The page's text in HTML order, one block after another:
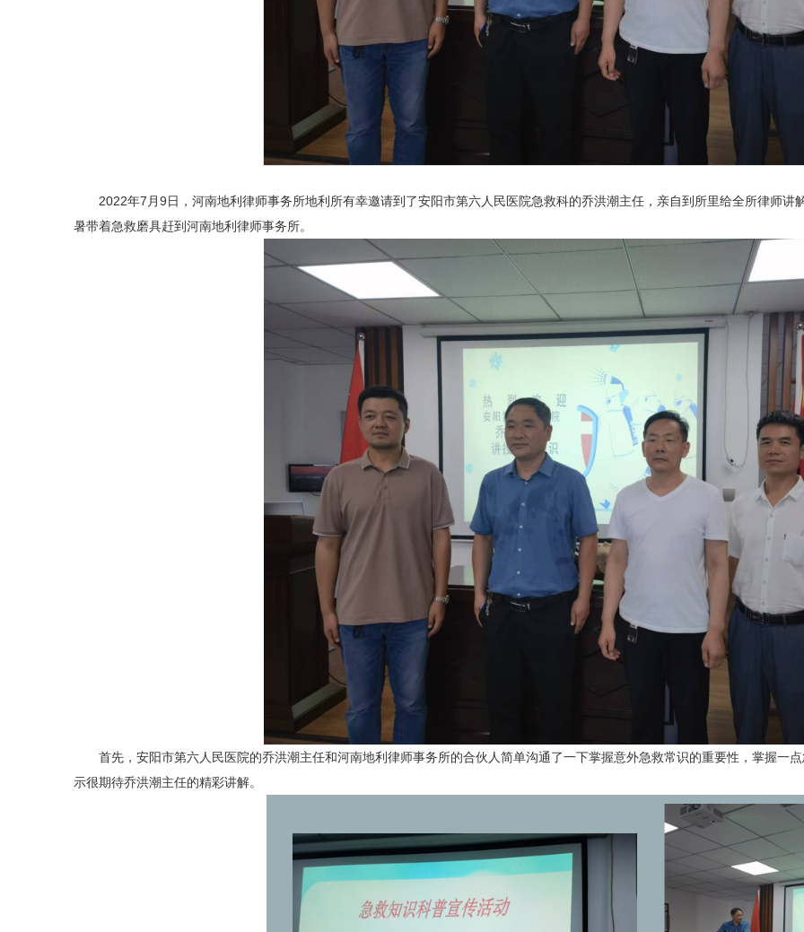
2022年7月9日，河南地利律师事务所地利所有幸邀请到了安阳市第六人民医院急救科的乔洪潮主任，亲自到所里给全所律师讲
暑带着急救磨具赶到河南地利律师事务所。
首先，安阳市第六人民医院的乔洪潮主任和河南地利律师事务所的合伙人简单沟通了一下掌握意外急救常识的重要性，掌握一
示很期待乔洪潮主任的精彩讲解。